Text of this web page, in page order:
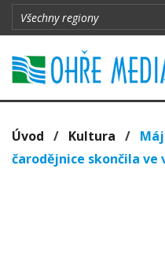
Úvod / Kultura /
čarodějnice skončila ve